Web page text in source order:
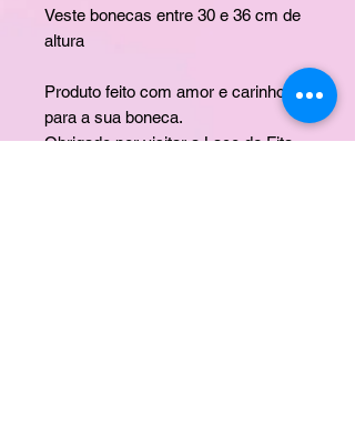
Veste bonecas entre 30 e 36 cm de
altura
Produto feito com amor e carinho
para a sua boneca.
Obrigado por visitar a Laço de Fita.